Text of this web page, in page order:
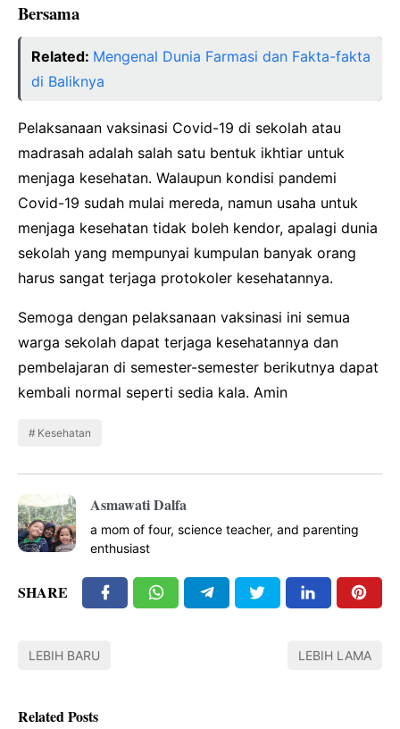
Bersama
Related: Mengenal Dunia Farmasi dan Fakta-fakta
di Baliknya
Pelaksanaan vaksinasi Covid-19 di sekolah atau
madrasah adalah salah satu bentuk ikhtiar untuk
menjaga kesehatan. Walaupun kondisi pandemi
Covid-19 sudah mulai mereda, namun usaha untuk
menjaga kesehatan tidak boleh kendor, apalagi dunia
sekolah yang mempunyai kumpulan banyak orang
harus sangat terjaga protokoler kesehatannya.
Semoga dengan pelaksanaan vaksinasi ini semua
warga sekolah dapat terjaga kesehatannya dan
pembelajaran di semester-semester berikutnya dapat
kembali normal seperti sedia kala. Amin
Kesehatan
Asmawati Dalfa
a mom of four, science teacher, and parenting
enthusiast
SHARE
LEBIH BARU LEBIH LAMA
Related Posts